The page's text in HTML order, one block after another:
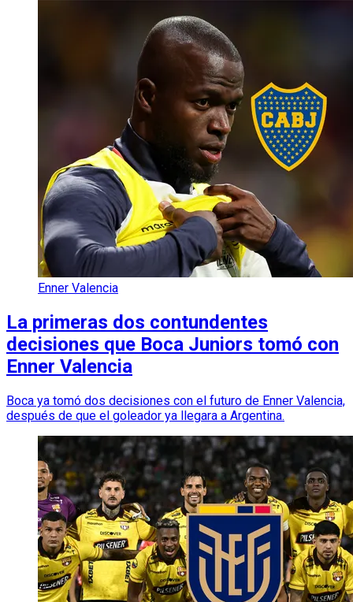
Enner Valencia
La primeras dos contundentes
decisiones que Boca Juniors tomó con
Enner Valencia
Boca ya tomó dos decisiones con el futuro de Enner Valencia,
después de que el goleador ya llegara a Argentina.